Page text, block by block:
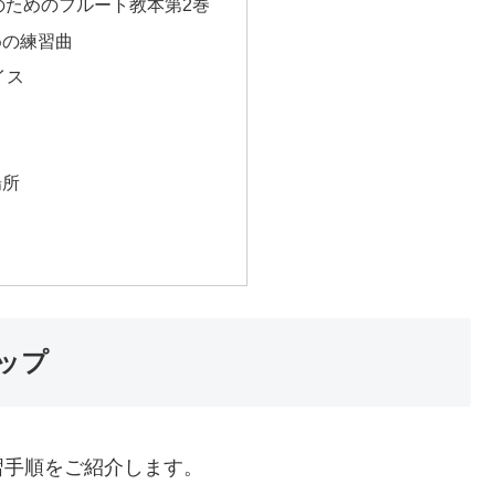
めのフルート教本第2巻
練習曲
ス
プ
順をご紹介します。